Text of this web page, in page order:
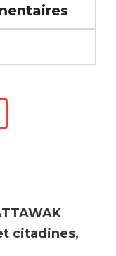
citadines,